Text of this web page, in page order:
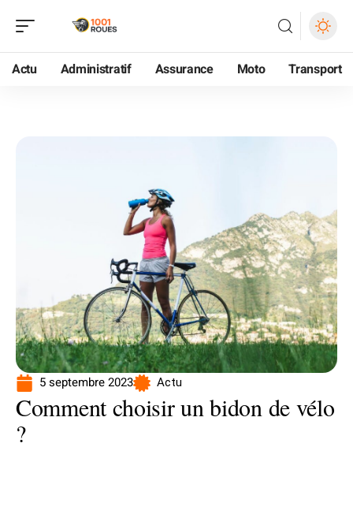
Actu Administratif Assurance Moto Transport
5 septembre 2023 Actu
Comment choisir un bidon de vélo
?